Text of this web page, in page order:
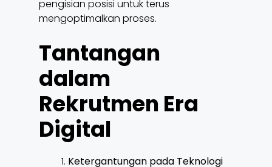
pengisian posisi untuk terus
mengoptimalkan proses.
Tantangan
dalam
Rekrutmen Era
Digital
Ketergantungan pada Teknologi